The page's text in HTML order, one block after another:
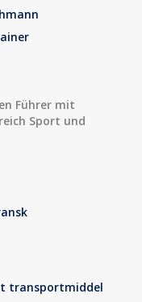
Führer mit
Sport und
transportmiddel